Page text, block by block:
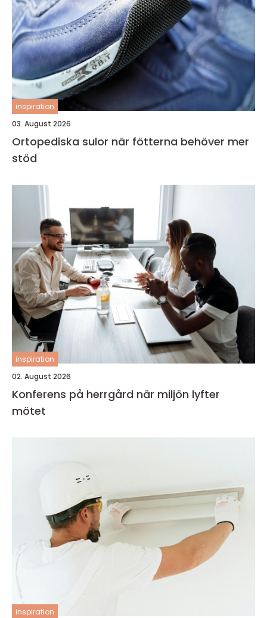
inspiration
03. August 2026
Ortopediska sulor när fötterna behöver mer
stöd
inspiration
02. August 2026
Konferens på herrgård när miljön lyfter
mötet
inspiration